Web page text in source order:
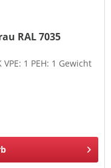
RAL 7035
1 PEH: 1 Gewicht